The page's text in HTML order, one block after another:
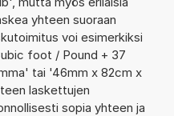
yhteen suoraan
voi esimerkiksi
foot / Pound + 37
tai '46mm x 82cm x
laskettujen
sopia yhteen ja